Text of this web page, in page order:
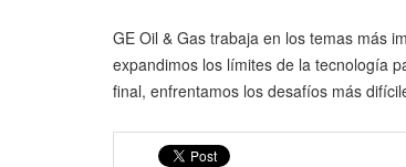
GE Oil & Gas trabaja en los temas más
expandimos los límites de la tecnología
final, enfrentamos los desafíos más